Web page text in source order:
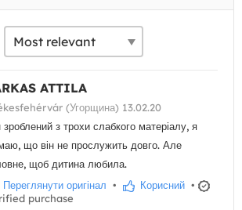
ATTILA
(Угорщина) 13.02.20
зроблений з трохи слабкого матеріалу, я
що він не прослужить довго. Але
щоб дитина любила.
Переглянути оригінал • Корисний •
purchase